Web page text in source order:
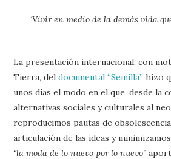
“Vivir en medio de la demás vida
La presentación internacional, con
Tierra, deldocumental “Semilla” hizo
unos días el modo en el que, desde la
alternativas sociales y culturales al
reproducimos pautas de
articulación de las ideas y
“la moda de lo nuevo por lo nuevo”